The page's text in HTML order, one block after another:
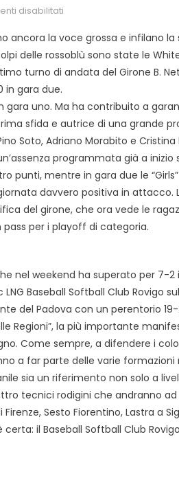
disabilitati
ancora la voce grossa e infilano
delle rossoblù sono state le
turno di andata del Girone B.
gara due.
uno. Ma ha contribuito a
sfida e autrice di una grande
Soto, Adriano Morabito e
programmata già a
punti, mentre in gara due le
davvero positiva in attacco.
del girone, che ora vede le
per i playoff di categoria.
nel weekend ha superato per 7-2
Baseball Softball Club Rovigo
del Padova con un perentorio
Regioni”, la più importante
Come sempre, a difendere i
a far parte delle varie
sia un riferimento non solo a
tecnici rodigini che andranno
Sesto Fiorentino, Lastra a
il Baseball Softball Club